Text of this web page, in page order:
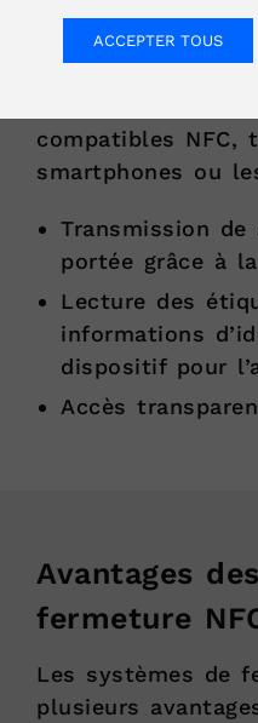
serrures.
Nos serrures
compatibles NFC,
smartphones ou
Transmission
portée grâce à
Lecture des
informations
dispositif pour
Accès
Avantages
fermeture
Les systèmes de
plusieurs
ACCEPTER TOUS